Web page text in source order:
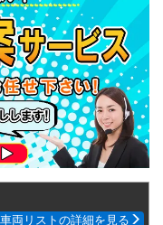
両リストの詳細を見る